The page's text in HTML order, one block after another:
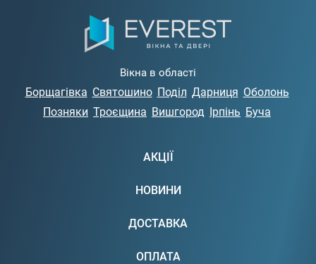
Вікна в області
Борщагівка Святошино Поділ Дарниця Оболонь
Позняки Троєщина Вишгород Ірпінь Буча
АКЦІЇ
НОВИНИ
ДОСТАВКА
ОПЛАТА